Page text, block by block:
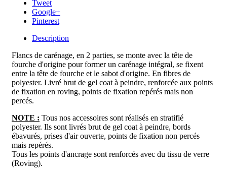
Tweet
Google+
Pinterest
Description
Flancs de carénage, en 2 parties, se monte avec la tête de
fourche d'origine pour former un carénage intégral, se fixent
entre la tête de fourche et le sabot d'origine. En fibres de
polyester. Livré brut de gel coat à peindre, renforcée aux points
de fixation en roving, points de fixation repérés mais non
percés.
NOTE : Tous nos accessoires sont réalisés en stratifié
polyester. Ils sont livrés brut de gel coat à peindre, bords
ébavurés, prises d'air ouverte, points de fixation non percés
mais repérés.
Tous les points d'ancrage sont renforcés avec du tissu de verre
(Roving).